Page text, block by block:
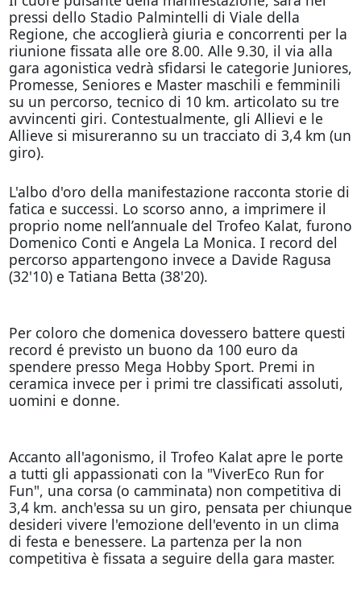
pressi dello Stadio Palmintelli di Viale della
Regione, che accoglierà giuria e concorrenti per la
riunione fissata alle ore 8.00. Alle 9.30, il via alla
gara agonistica vedrà sfidarsi le categorie Juniores,
Promesse, Seniores e Master maschili e femminili
su un percorso, tecnico di 10 km. articolato su tre
avvincenti giri. Contestualmente, gli Allievi e le
Allieve si misureranno su un tracciato di 3,4 km (un
giro).
L'albo d'oro della manifestazione racconta storie di
fatica e successi. Lo scorso anno, a imprimere il
proprio nome nell’annuale del Trofeo Kalat, furono
Domenico Conti e Angela La Monica. I record del
percorso appartengono invece a Davide Ragusa
(32'10) e Tatiana Betta (38'20).
Per coloro che domenica dovessero battere questi
record é previsto un buono da 100 euro da
spendere presso Mega Hobby Sport. Premi in
ceramica invece per i primi tre classificati assoluti,
uomini e donne.
Accanto all'agonismo, il Trofeo Kalat apre le porte
a tutti gli appassionati con la "ViverEco Run for
Fun", una corsa (o camminata) non competitiva di
3,4 km. anch'essa su un giro, pensata per chiunque
desideri vivere l'emozione dell'evento in un clima
di festa e benessere. La partenza per la non
competitiva è fissata a seguire della gara master.